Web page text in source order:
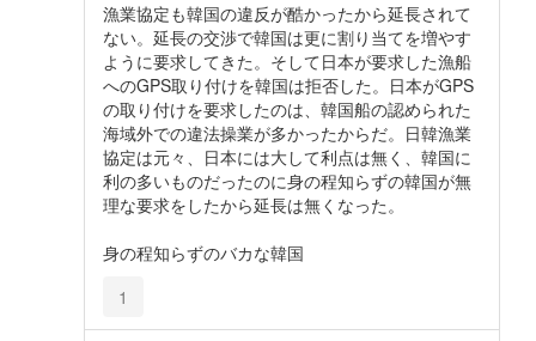
漁業協定も韓国の違反が酷かったから延長されて
ない。延長の交渉で韓国は更に割り当てを増やす
ように要求してきた。そして日本が要求した漁船
へのGPS取り付けを韓国は拒否した。日本がGPS
の取り付けを要求したのは、韓国船の認められた
海域外での違法操業が多かったからだ。日韓漁業
協定は元々、日本には大して利点は無く、韓国に
利の多いものだったのに身の程知らずの韓国が無
理な要求をしたから延長は無くなった。
身の程知らずのバカな韓国
1